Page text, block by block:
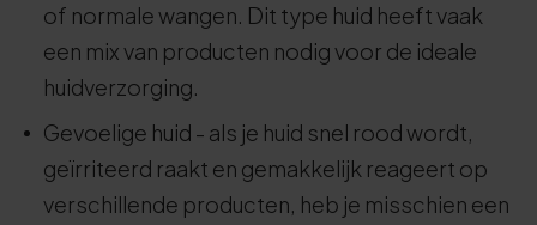
of normale wangen. Dit type huid heeft vaak
een mix van producten nodig voor de ideale
huidverzorging.
Gevoelige huid - als je huid snel rood wordt,
geïrriteerd raakt en gemakkelijk reageert op
verschillende producten, heb je misschien een